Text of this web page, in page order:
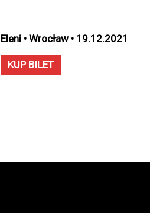
Eleni • Wrocław • 19.12.2021
KUP BILET